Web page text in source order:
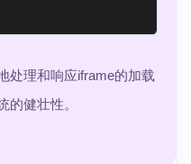
处理和响应iframe的加载
的健壮性。